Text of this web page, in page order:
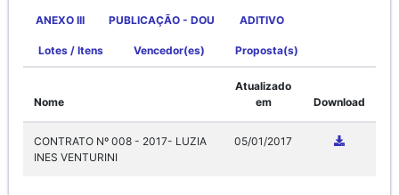
ANEXO III PUBLICAÇÃO - DOU ADITIVO
Lotes / Itens Vencedor(es) Proposta(s)
Nome
Atualizado
em
Download
CONTRATO Nº 008 - 2017- LUZIA
INES VENTURINI
05/01/2017